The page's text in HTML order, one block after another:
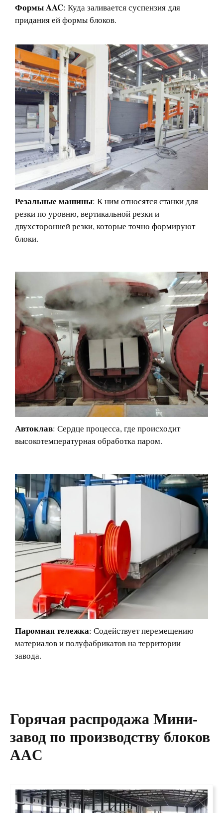
Формы AAC: Куда заливается суспензия для
придания ей формы блоков.
Резальные машины: К ним относятся станки для
резки по уровню, вертикальной резки и
двухсторонней резки, которые точно формируют
блоки.
Автоклав: Сердце процесса, где происходит
высокотемпературная обработка паром.
Паромная тележка: Содействует перемещению
материалов и полуфабрикатов на территории
завода.
Горячая распродажа Мини-
завод по производству блоков
AAC